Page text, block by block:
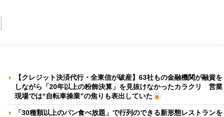
【クレジット決済代行・全東信が破産】63社もの金融機関が融資を
しながら「20年以上の粉飾決算」を見抜けなかったカラクリ 営業
現場では“自転車操業”の焦りも表出していた
「30種類以上のパン食べ放題」で行列のできる新形態レストランを